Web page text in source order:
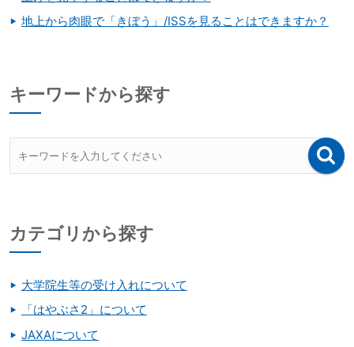
地上から肉眼で「きぼう」/ISSを見ることはできますか？
キーワードから探す
カテゴリから探す
大学院生等の受け入れについて
「はやぶさ2」について
JAXAについて